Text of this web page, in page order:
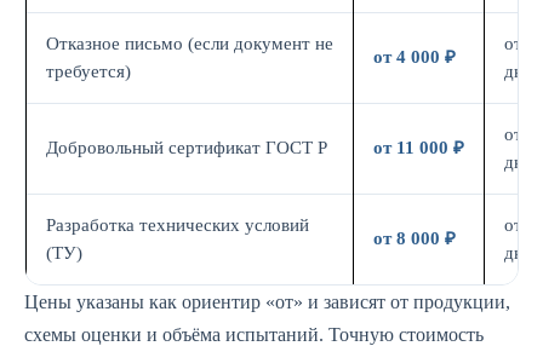
Отказное письмо (если документ не
требуется)
от 4 000 ₽
от 3
дн.
Добровольный сертификат ГОСТ Р от 11 000 ₽
от 7
дн.
Разработка технических условий
(ТУ)
от 8 000 ₽
от 5
дн.
Цены указаны как ориентир «от» и зависят от продукции,
схемы оценки и объёма испытаний. Точную стоимость